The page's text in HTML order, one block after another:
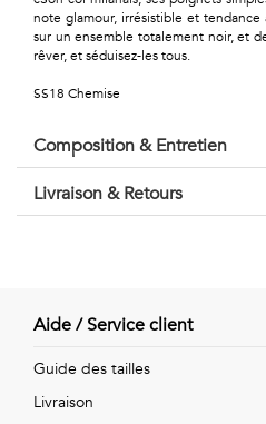
Géométriques
Talents
Métiers
Petits
Urbain
note glamour, irrésistible et
sur un ensemble totalement noir, et
rêver, et séduisez-les tous.
SS18 Chemise
Composition & Entretien
Livraison & Retours
Aide / Service client
Guide des tailles
Livraison